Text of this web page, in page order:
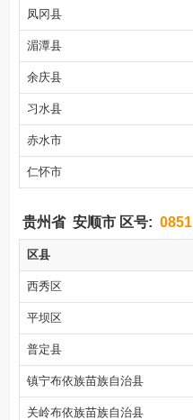
凤冈县
湄潭县
余庆县
习水县
赤水市
仁怀市
贵州省 安顺市 区号: 0851
区县
西秀区
平坝区
普定县
镇宁布依族苗族自治县
关岭布依族苗族自治县